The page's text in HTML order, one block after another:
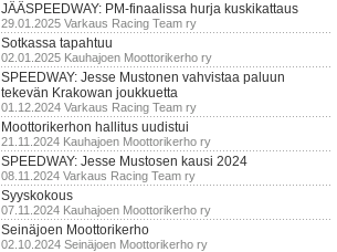
JÄÄSPEEDWAY: PM-finaalissa hurja kuskikattaus
29.01.2025 Varkaus Racing Team ry
Sotkassa tapahtuu
02.01.2025 Kauhajoen Moottorikerho ry
SPEEDWAY: Jesse Mustonen vahvistaa paluun
tekevän Krakowan joukkuetta
01.12.2024 Varkaus Racing Team ry
Moottorikerhon hallitus uudistui
21.11.2024 Kauhajoen Moottorikerho ry
SPEEDWAY: Jesse Mustosen kausi 2024
08.11.2024 Varkaus Racing Team ry
Syyskokous
07.11.2024 Kauhajoen Moottorikerho ry
Seinäjoen Moottorikerho
02.10.2024 Seinäjoen Moottorikerho ry